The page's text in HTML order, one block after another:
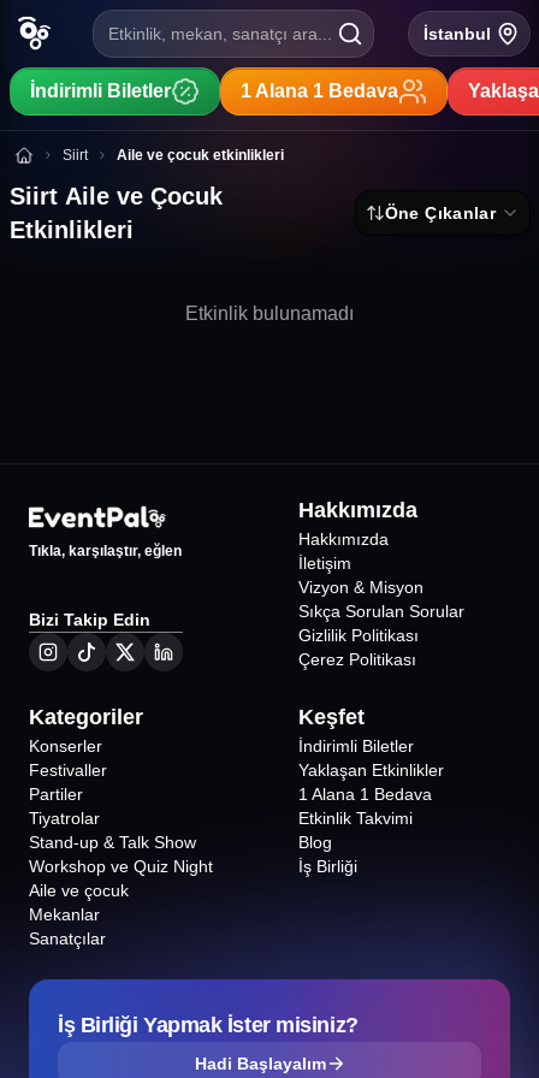
Etkinlik, mekan, sanatçı ara... İstanbul
İndirimli Biletler 1 Alana 1 Bedava
Siirt Aile ve Çocuk Etkinlikleri
Siirt Aile ve çocuk etkinlikleri
Siirt Aile ve Çocuk
Etkinlikleri
Öne Çıkanlar
Etkinlik bulunamadı
Tıkla, karşılaştır, eğlen
Bizi Takip Edin
Hakkımızda
Hakkımızda
İletişim
Vizyon & Misyon
Sıkça Sorulan Sorular
Gizlilik Politikası
Çerez Politikası
Kategoriler
Konserler
Festivaller
Partiler
Tiyatrolar
Stand-up & Talk Show
Workshop ve Quiz Night
Aile ve çocuk
Mekanlar
Sanatçılar
Keşfet
İndirimli Biletler
Yaklaşan Etkinlikler
1 Alana 1 Bedava
Etkinlik Takvimi
Blog
İş Birliği
İş Birliği Yapmak İster misiniz?
Hadi Başlayalım